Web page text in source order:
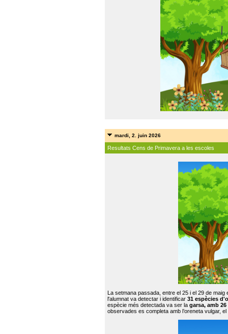
mardi, 2. juin 2026
Resultats Cens de Primavera a les escoles
La setmana passada, entre el 25 i el 29 de
l'alumnat va detectar i identificar 31 espècies
espècie més detectada va ser la garsa, amb
observades es completa amb l’oreneta vulgar,